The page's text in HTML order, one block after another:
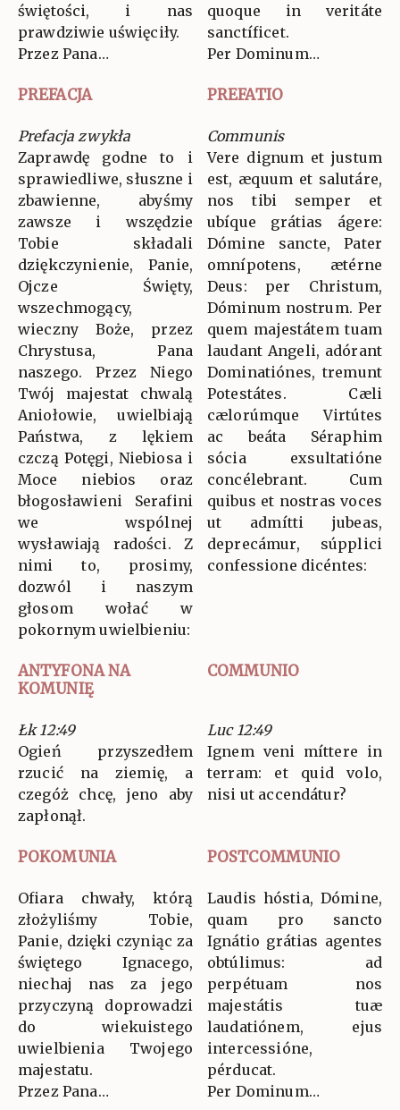
świętości, i nas
prawdziwie uświęciły.
Przez Pana…
quoque in veritáte
sanctíficet.
Per Dominum…
PREFACJA PREFATIO
Prefacja zwykła
Zaprawdę godne to i
sprawiedliwe, słuszne i
zbawienne, abyśmy
zawsze i wszędzie
Tobie składali
dziękczynienie, Panie,
Ojcze Święty,
wszechmogący,
wieczny Boże, przez
Chrystusa, Pana
naszego. Przez Niego
Twój majestat chwalą
Aniołowie, uwielbiają
Państwa, z lękiem
czczą Potęgi, Niebiosa i
Moce niebios oraz
błogosławieni Serafini
we wspólnej
wysławiają radości. Z
nimi to, prosimy,
dozwól i naszym
głosom wołać w
pokornym uwielbieniu:
Communis
Vere dignum et justum
est, æquum et salutáre,
nos tibi semper et
ubíque grátias ágere:
Dómine sancte, Pater
omnípotens, ætérne
Deus: per Christum,
Dóminum nostrum. Per
quem majestátem tuam
laudant Angeli, adórant
Dominatiónes, tremunt
Potestátes. Cæli
cælorúmque Virtútes
ac beáta Séraphim
sócia exsultatióne
concélebrant. Cum
quibus et nostras voces
ut admítti jubeas,
deprecámur, súpplici
confessione dicéntes:
ANTYFONA NA
KOMUNIĘ
COMMUNIO
Łk 12:49
Ogień przyszedłem
rzucić na ziemię, a
czegóż chcę, jeno aby
zapłonął.
Luc 12:49
Ignem veni míttere in
terram: et quid volo,
nisi ut accendátur?
POKOMUNIA POSTCOMMUNIO
Ofiara chwały, którą
złożyliśmy Tobie,
Panie, dzięki czyniąc za
świętego Ignacego,
niechaj nas za jego
przyczyną doprowadzi
do wiekuistego
uwielbienia Twojego
majestatu.
Przez Pana…
Laudis hóstia, Dómine,
quam pro sancto
Ignátio grátias agentes
obtúlimus: ad
perpétuam nos
majestátis tuæ
laudatiónem, ejus
intercessióne,
pérducat.
Per Dominum…